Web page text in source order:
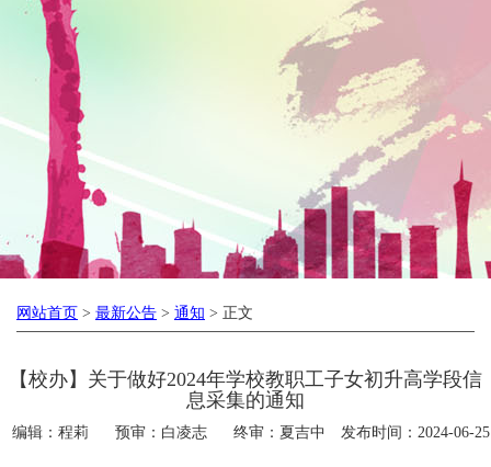
网站首页 > 最新公告 > 通知 > 正文
【校办】关于做好2024年学校教职工子女初升高学段信
息采集的通知
编辑：程莉 预审：白凌志 终审：夏吉中 发布时间：2024-06-25